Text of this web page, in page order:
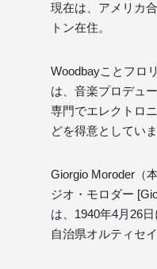
現在は、アメリカ
トン在住。
Woodbayことフロ
は、音楽プロデュ
専門でエレクトロ
どを得意としていま
Giorgio Moroder（
ジオ・モロダー
は、1940年4月26
自治県オルティセ